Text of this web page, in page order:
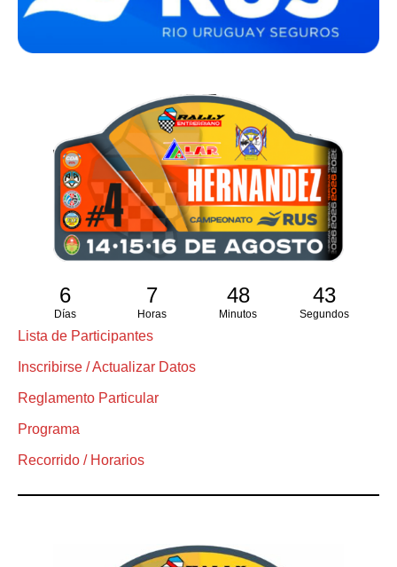
6
Días
7
Horas
48
Minutos
42
Segundos
Lista de Participantes
Inscribirse / Actualizar Datos
Reglamento Particular
Programa
Recorrido / Horarios